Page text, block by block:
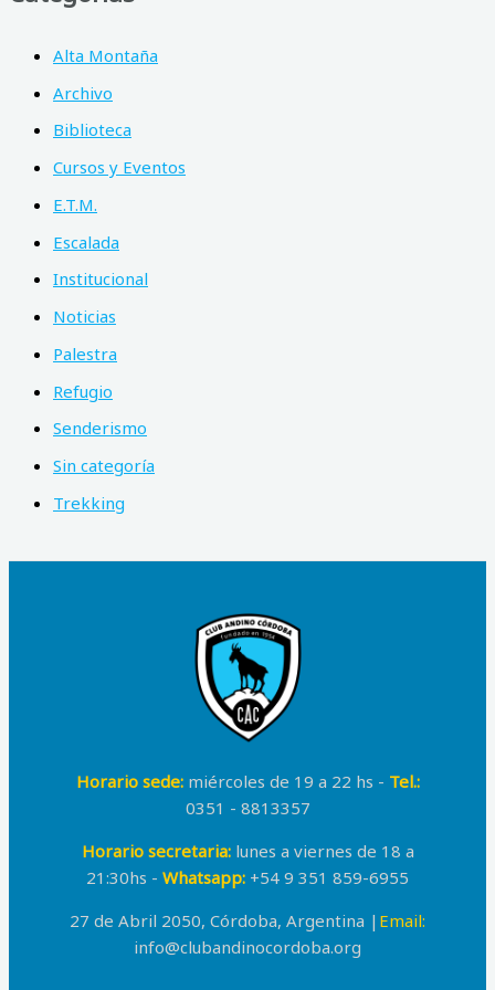
Alta Montaña
Archivo
Biblioteca
Cursos y Eventos
E.T.M.
Escalada
Institucional
Noticias
Palestra
Refugio
Senderismo
Sin categoría
Trekking
Horario sede:miércoles de 19 a 22 hs - Tel.:
0351 - 8813357
Horario secretaria: lunes a viernes de 18 a
21:30hs - Whatsapp: +54 9 351 859-6955
27 de Abril 2050, Córdoba, Argentina | Email:
info@clubandinocordoba.org